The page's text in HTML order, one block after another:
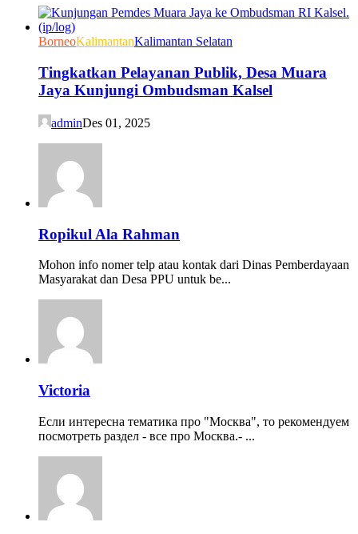
BorneoKalimantanKalimantan Selatan
Tingkatkan Pelayanan Publik, Desa Muara
Jaya Kunjungi Ombudsman Kalsel
adminDes 01, 2025
Ropikul Ala Rahman
Mohon info nomer telp atau kontak dari Dinas Pemberdayaan
Masyarakat dan Desa PPU untuk be...
Victoria
Если интересна тематика про "Москва", то рекомендуем
посмотреть раздел - все про Москва.- ...